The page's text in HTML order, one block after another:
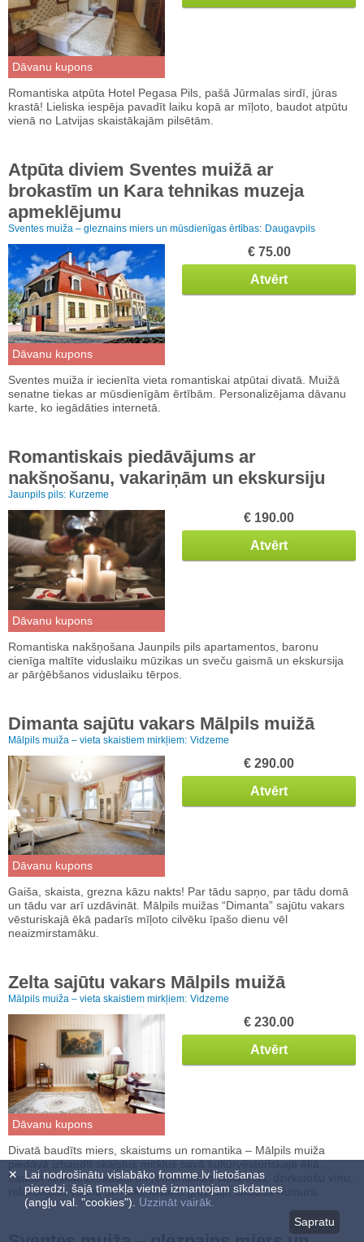
Dāvanu kupons
Romantiska atpūta Hotel Pegasa Pils, pašā Jūrmalas sirdī, jūras
krastā! Lieliska iespēja pavadīt laiku kopā ar mīļoto, baudot atpūtu
vienā no Latvijas skaistākajām pilsētām.
Atpūta diviem Sventes muižā ar
brokastīm un Kara tehnikas muzeja
apmeklējumu
Sventes muiža – gleznains miers un mūsdienīgas ērtības: Daugavpils
Dāvanu kupons
€ 75.00
Atvērt
Sventes muiža ir iecienīta vieta romantiskai atpūtai divatā. Muižā
senatne tiekas ar mūsdienīgām ērtībām. Personalizējama dāvanu
karte, ko iegādāties internetā.
Romantiskais piedāvājums ar
nakšņošanu, vakariņām un ekskursiju
Jaunpils pils: Kurzeme
Dāvanu kupons
€ 190.00
Atvērt
Romantiska nakšņošana Jaunpils pils apartamentos, baronu
cienīga maltīte viduslaiku mūzikas un sveču gaismā un ekskursija
ar pārģēbšanos viduslaiku tērpos.
Dimanta sajūtu vakars Mālpils muižā
Mālpils muiža – vieta skaistiem mirkļiem: Vidzeme
Dāvanu kupons
€ 290.00
Atvērt
Gaiša, skaista, grezna kāzu nakts! Par tādu sapņo, par tādu domā
un tādu var arī uzdāvināt. Mālpils muižas “Dimanta” sajūtu vakars
vēsturiskajā ēkā padarīs mīļoto cilvēku īpašo dienu vēl
neaizmirstamāku.
Zelta sajūtu vakars Mālpils muižā
Mālpils muiža – vieta skaistiem mirkļiem: Vidzeme
Dāvanu kupons
€ 230.00
Atvērt
Divatā baudīts miers, skaistums un romantika – Mālpils muiža
piedāvā izbaudīt skaistus mirkļus savā kultūrvēsturiskajā ēkā,
baudot laiskas brokastis un romantiskas vakariņas, dzirkstošu vīnu,
relaksējošu vannu un nakšņošanu greznajā luksusa numurā.
Lai nodrošinātu vislabāko fromme.lv lietošanas
pieredzi, šajā tīmekļa vietnē izmantojam sīkdatnes
(angļu val. "cookies"). Uzzināt vairāk.
Sapratu
✕